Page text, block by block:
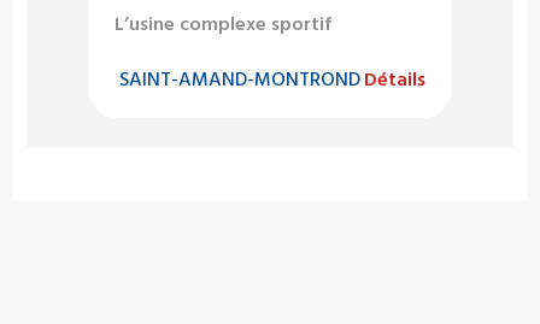
L’usine complexe sportif
SAINT-AMAND-MONTRONDDétails